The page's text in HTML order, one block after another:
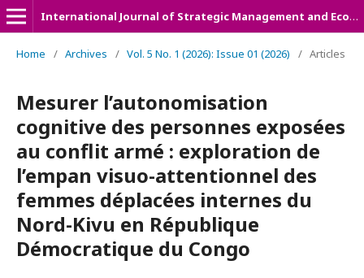
International Journal of Strategic Management and Economic Studies (IJSMES)
Home / Archives / Vol. 5 No. 1 (2026): Issue 01 (2026) / Articles
Mesurer l’autonomisation
cognitive des personnes exposées
au conflit armé : exploration de
l’empan visuo-attentionnel des
femmes déplacées internes du
Nord-Kivu en République
Démocratique du Congo